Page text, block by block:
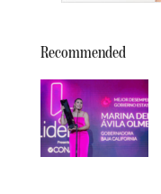
Recommended